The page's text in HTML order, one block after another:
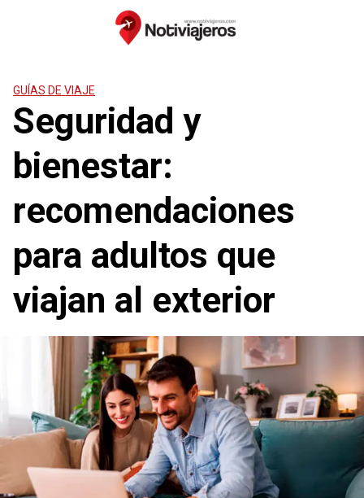
GUÍAS DE VIAJE
Seguridad y
bienestar:
recomendaciones
para adultos que
viajan al exterior